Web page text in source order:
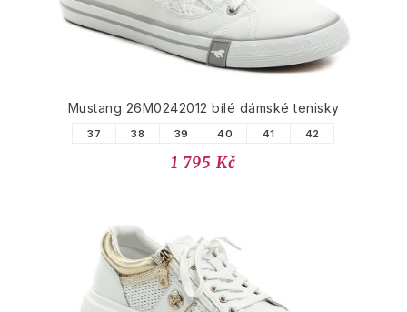
Mustang 26M0242012 bílé dámské tenisky
37 38 39 40 41 42
1 795 Kč